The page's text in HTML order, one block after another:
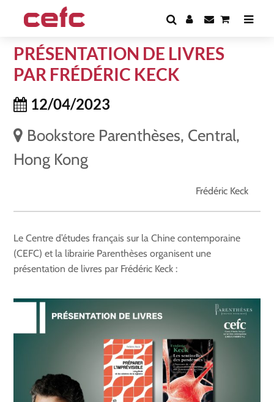
PRÉSENTATION DE LIVRES
PAR FRÉDÉRIC KECK
12/04/2023
Bookstore Parenthèses, Central,
Hong Kong
Frédéric Keck
Le Centre d’études français sur la Chine contemporaine
(CEFC) et la librairie Parenthèses organisent une
présentation de livres par Frédéric Keck :